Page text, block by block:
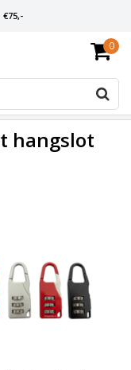
€75,-
DAG OP SLOT! 0
hangslot